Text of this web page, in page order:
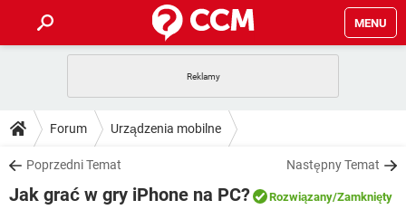
MENU
GRY WHATSAPP
SPOTIFY
INSTAGRAM FACEBOOK
PORADY
PlayStation TIKTOK
DO POBRANIA
ANDROID TIKTOK
FORUM
Forum Urządzenia mobilne
Poprzedni Temat Następny Temat
Jak grać w gry iPhone na PC? Rozwiązany/Zamknięty